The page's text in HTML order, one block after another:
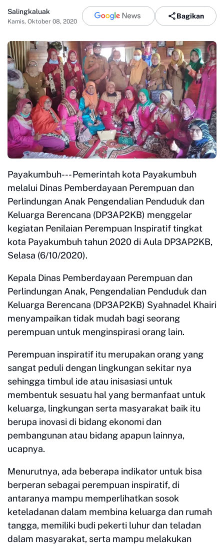
Salingkaluak
Kamis, Oktober 08, 2020
Bagikan
Payakumbuh--- Pemerintah kota Payakumbuh
melalui Dinas Pemberdayaan Perempuan dan
Perlindungan Anak Pengendalian Penduduk dan
Keluarga Berencana (DP3AP2KB) menggelar
kegiatan Penilaian Perempuan Inspiratif tingkat
kota Payakumbuh tahun 2020 di Aula DP3AP2KB,
Selasa (6/10/2020).
Kepala Dinas Pemberdayaan Perempuan dan
Perlindungan Anak, Pengendalian Penduduk dan
Keluarga Berencana (DP3AP2KB) Syahnadel Khairi
menyampaikan tidak mudah bagi seorang
perempuan untuk menginspirasi orang lain.
Perempuan inspiratif itu merupakan orang yang
sangat peduli dengan lingkungan sekitar nya
sehingga timbul ide atau inisasiasi untuk
membentuk sesuatu hal yang bermanfaat untuk
keluarga, lingkungan serta masyarakat baik itu
berupa inovasi di bidang ekonomi dan
pembangunan atau bidang apapun lainnya,
ucapnya.
Menurutnya, ada beberapa indikator untuk bisa
berperan sebagai perempuan inspiratif, di
antaranya mampu memperlihatkan sosok
keteladanan dalam membina keluarga dan rumah
tangga, memiliki budi pekerti luhur dan teladan
dalam masyarakat, serta mampu melakukan